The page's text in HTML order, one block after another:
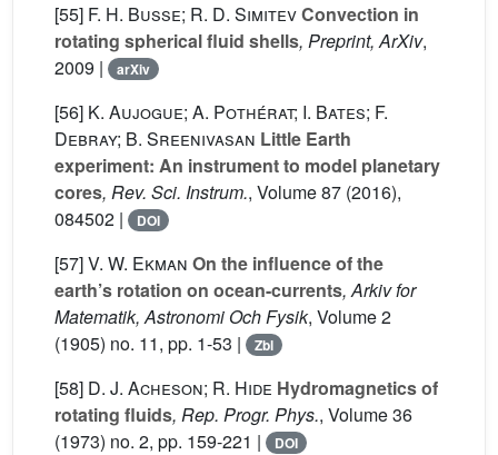
[55] F. H. Busse; R. D. SimitevConvection in
rotating spherical fluid shells, Preprint, ArXiv,
2009 |
arXiv
[56] K. Aujogue; A. Pothérat; I. Bates; F.
Debray; B. Sreenivasan Little Earth
experiment: An instrument to model planetary
cores, Rev. Sci. Instrum., Volume 87 (2016),
084502 |
DOI
[57]V. W. Ekman On the influence of the
earth’s rotation on ocean-currents, Arkiv for
Matematik, Astronomi Och Fysik, Volume 2
(1905) no. 11, pp. 1-53 |
Zbl
[58] D. J. Acheson; R. Hide Hydromagnetics of
rotating fluids, Rep. Progr. Phys., Volume 36
(1973) no. 2, pp. 159-221 |
DOI